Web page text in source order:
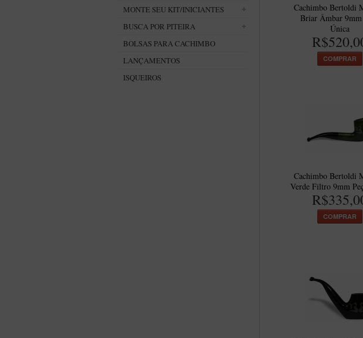
MONTE SEU KIT/INICIANTES
BUSCA POR PITEIRA
BOLSAS PARA CACHIMBO
LANÇAMENTOS
ISQUEIROS
Cachimbo Bertoldi
Briar Âmbar 9mm
Única
COMPRAR
Cachimbo Bertoldi
Verde Filtro 9mm
COMPRAR